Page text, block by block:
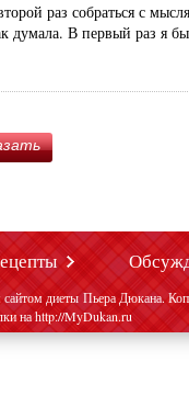
раз собраться с
думала. В первый раз я
диеты Пьера Дюкана.
на http://MyDukan.ru